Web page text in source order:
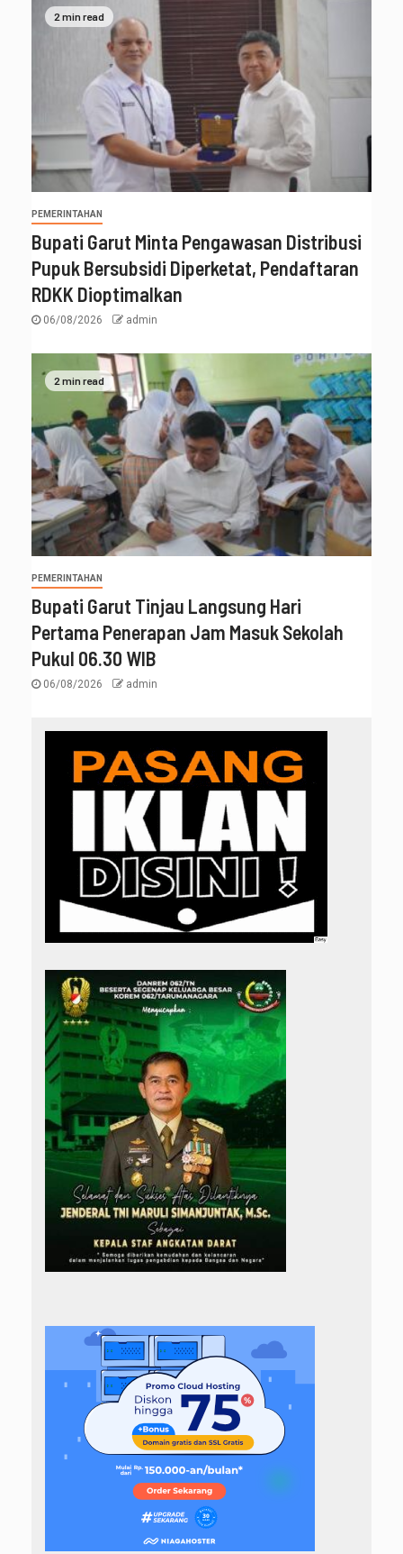
2 min read
PEMERINTAHAN
Bupati Garut Minta Pengawasan Distribusi
Pupuk Bersubsidi Diperketat, Pendaftaran
RDKK Dioptimalkan
06/08/2026 admin
2 min read
PEMERINTAHAN
Bupati Garut Tinjau Langsung Hari
Pertama Penerapan Jam Masuk Sekolah
Pukul 06.30 WIB
06/08/2026 admin